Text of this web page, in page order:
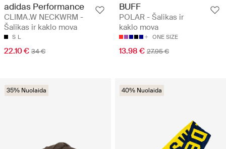
adidas Performance
CLIMA.W NECKWRM -
Šalikas ir kaklo mova
S L
22.10 € 34 €
BUFF
POLAR - Šalikas ir
kaklo mova
ONE SIZE
13.98 € 27.95 €
35% Nuolaida 40% Nuolaida